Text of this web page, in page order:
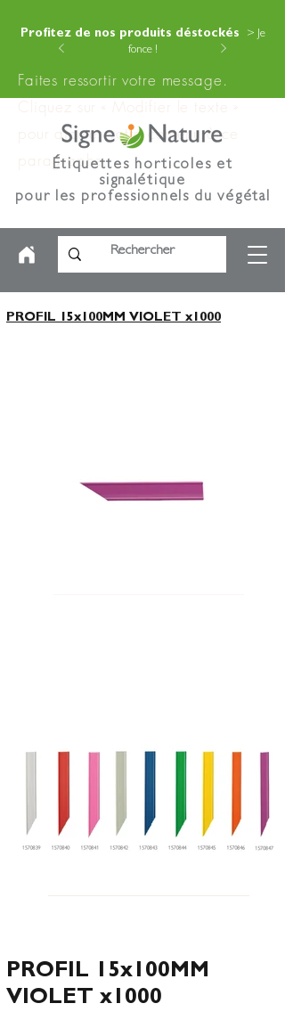
Profitez de nos produits déstockés
> Je
fonce !
Faites ressortir votre message.
Cliquez sur « Modifier le texte »
pour ajouter votre contenu à ce
paragraphe.
Étiquettes horticoles et
signalétique
pour les professionnels du végétal
PROFIL 15x100MM VIOLET x1000
PROFIL 15x100MM
VIOLET x1000